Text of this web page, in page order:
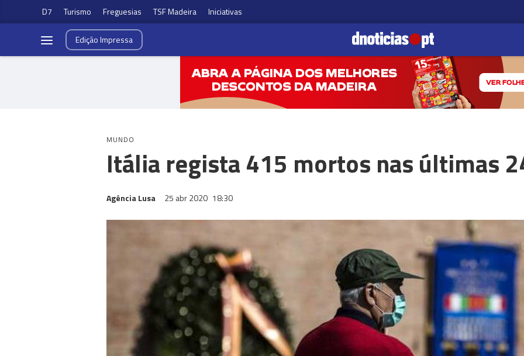
D7 Turismo Freguesias TSF Madeira Iniciativas
EdiçãoImpressa
MUNDO
Itália regista 415 mortos nas últimas
Agência Lusa 25 abr 2020 18:30